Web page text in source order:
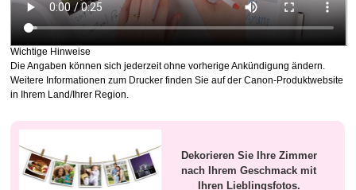
Wichtige Hinweise
Die Angaben können sich jederzeit ohne vorherige Ankündigung ändern.
Weitere Informationen zum Drucker finden Sie auf derCanon-Produktwebsite
in Ihrem Land/Ihrer Region.
Dekorieren Sie Ihre Zimmer
nach Ihrem Geschmack mit
Ihren Lieblingsfotos.